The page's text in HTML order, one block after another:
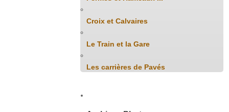
Croix et Calvaires
Le Train et la Gare
Les carrières de Pavés